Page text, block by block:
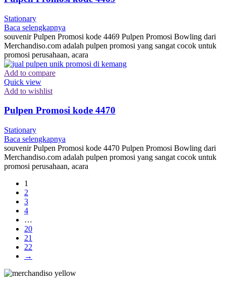
Stationary
Baca selengkapnya
souvenir Pulpen Promosi kode 4469 Pulpen Promosi Bowling dari
Merchandiso.com adalah pulpen promosi yang sangat cocok untuk
promosi perusahaan, acara
Add to compare
Quick view
Add to wishlist
Pulpen Promosi kode 4470
Stationary
Baca selengkapnya
souvenir Pulpen Promosi kode 4470 Pulpen Promosi Bowling dari
Merchandiso.com adalah pulpen promosi yang sangat cocok untuk
promosi perusahaan, acara
1
2
3
4
…
20
21
22
→